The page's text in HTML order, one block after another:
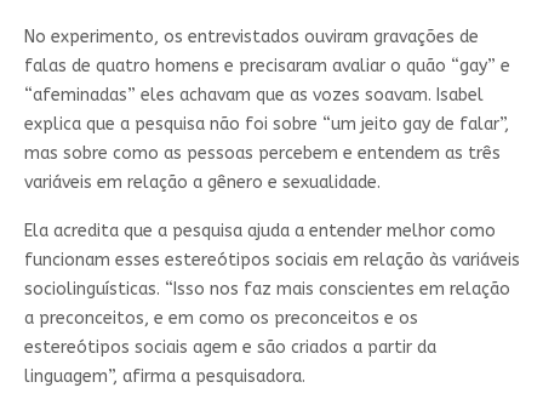
No experimento, os entrevistados ouviram gravações de
falas de quatro homens e precisaram avaliar o quão “gay” e
“afeminadas” eles achavam que as vozes soavam. Isabel
explica que a pesquisa não foi sobre “um jeito gay de falar”,
mas sobre como as pessoas percebem e entendem as três
variáveis em relação a gênero e sexualidade.
Ela acredita que a pesquisa ajuda a entender melhor como
funcionam esses estereótipos sociais em relação às variáveis
sociolinguísticas. “Isso nos faz mais conscientes em relação
a preconceitos, e em como os preconceitos e os
estereótipos sociais agem e são criados a partir da
linguagem”, afirma a pesquisadora.